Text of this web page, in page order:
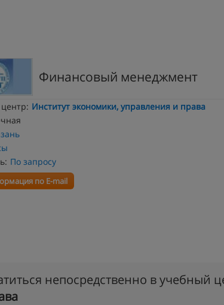
Финансовый менеджмент
Институт экономики, управления и права
По запросу
по E-mail
непосредственно в учебный